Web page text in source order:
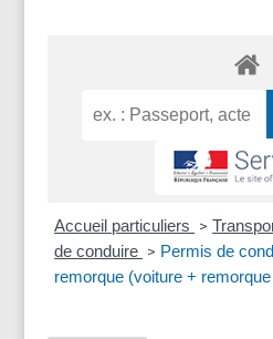
Accueil particuliers >
de conduire > Permis de
remorque (voiture +